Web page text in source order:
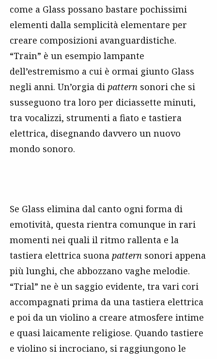
come a Glass possano bastare pochissimi
elementi dalla semplicità elementare per
creare composizioni avanguardistiche.
“Train” è un esempio lampante
dell’estremismo a cui è ormai giunto Glass
negli anni. Un’orgia di pattern sonori che si
susseguono tra loro per diciassette minuti,
tra vocalizzi, strumenti a fiato e tastiera
elettrica, disegnando davvero un nuovo
mondo sonoro.
Se Glass elimina dal canto ogni forma di
emotività, questa rientra comunque in rari
momenti nei quali il ritmo rallenta e la
tastiera elettrica suona pattern sonori appena
più lunghi, che abbozzano vaghe melodie.
“Trial” ne è un saggio evidente, tra vari cori
accompagnati prima da una tastiera elettrica
e poi da un violino a creare atmosfere intime
e quasi laicamente religiose. Quando tastiere
e violino si incrociano, si raggiungono le